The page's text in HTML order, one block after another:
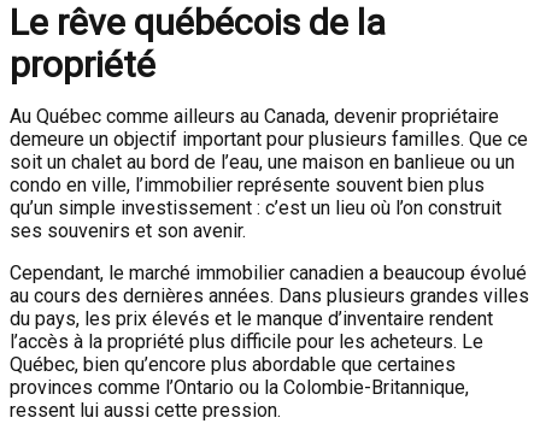
Le rêve québécois de la
propriété
Au Québec comme ailleurs au Canada, devenir propriétaire
demeure un objectif important pour plusieurs familles. Que ce
soit un chalet au bord de l’eau, une maison en banlieue ou un
condo en ville, l’immobilier représente souvent bien plus
qu’un simple investissement : c’est un lieu où l’on construit
ses souvenirs et son avenir.
Cependant, le marché immobilier canadien a beaucoup évolué
au cours des dernières années. Dans plusieurs grandes villes
du pays, les prix élevés et le manque d’inventaire rendent
l’accès à la propriété plus difficile pour les acheteurs. Le
Québec, bien qu’encore plus abordable que certaines
provinces comme l’Ontario ou la Colombie-Britannique,
ressent lui aussi cette pression.